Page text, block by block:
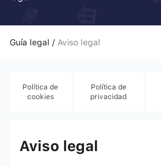
Guía legal / Aviso legal
Política de
cookies
Política de
privacidad
Aviso legal